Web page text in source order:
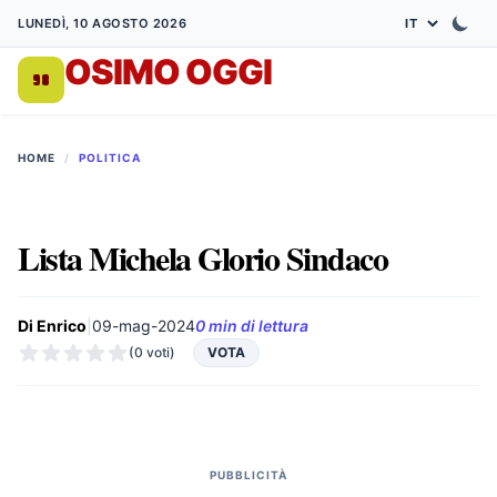
LUNEDÌ, 10 AGOSTO 2026
OSIMO OGGI
HOME / POLITICA
Lista Michela Glorio Sindaco
Di Enrico 09-mag-20240 min di lettura
(0 voti) VOTA
PUBBLICITÀ